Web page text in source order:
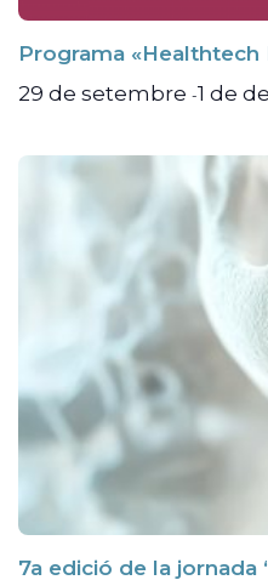
Programa «Healthtech
29 de setembre -1 de
7a edició de la jornada